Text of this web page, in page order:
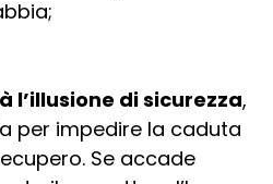
l’illusione di sicurezza,
per impedire la caduta
Se accade